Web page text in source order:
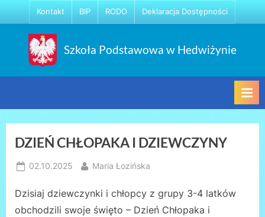
to
content
Kontakt BIP RODO Deklaracja Dostępności
Szkoła Podstawowa w Hedwiżynie
DZIEŃ CHŁOPAKA I DZIEWCZYNY
Posted
02.10.2025 By
Maria Łozińska
Dzisiaj dziewczynki i chłopcy z grupy 3-4 latków
obchodzili swoje święto – Dzień Chłopaka i